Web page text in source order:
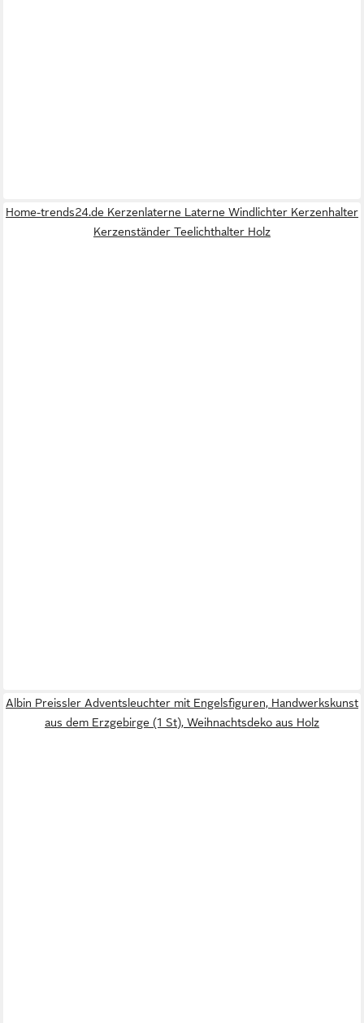
Home-trends24.de Kerzenlaterne Laterne Windlichter Kerzenhalter
Kerzenständer Teelichthalter Holz
Albin Preissler Adventsleuchter mit Engelsfiguren, Handwerkskunst
aus dem Erzgebirge (1 St), Weihnachtsdeko aus Holz